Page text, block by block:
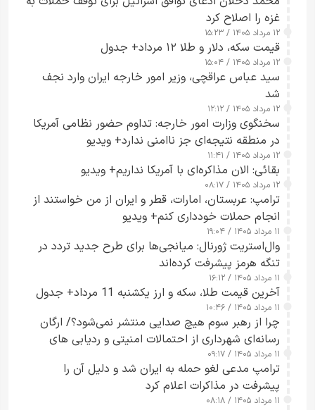
غزه را اصلاح کرد
۱۲ مرداد ۱۴۰۵ / ۱۵:۲۳
قیمت سکه، دلار و طلا ۱۲ مرداد+ جدول
۱۲ مرداد ۱۴۰۵ / ۱۵:۰۴
سید عباس عراقچی، وزیر امور خارجه ایران وارد نجف
شد
۱۲ مرداد ۱۴۰۵ / ۱۲:۱۲
سخنگوی وزارت امور خارجه: تداوم حضور نظامی آمریکا
در منطقه نتیجه‌ای جز ناامنی ندارد+ ویدیو
۱۲ مرداد ۱۴۰۵ / ۱۱:۴۱
بقائی: الان مذاکره‌ای با آمریکا نداریم+ ویدیو
۱۲ مرداد ۱۴۰۵ / ۰۸:۱۷
ترامپ: عربستان، امارات، قطر و ایران از من خواستند از
انجام حملات خودداری کنم+ ویدیو
۱۱ مرداد ۱۴۰۵ / ۱۹:۰۴
وال‌استریت ژورنال: میانجی‌ها برای طرح جدید تردد در
تنگه هرمز پیشرفت کرده‌اند
۱۱ مرداد ۱۴۰۵ / ۱۶:۱۲
آخرین قیمت طلا، سکه و ارز یکشنبه 11 مرداد+ جدول
۱۱ مرداد ۱۴۰۵ / ۱۰:۴۶
چرا از رهبر سوم هیچ صدایی منتشر نمی‌شود؟/ ارگان
رسانه‌ای شهرداری از احتمالات امنیتی و ردیابی های
جاسوسی گفت
۱۱ مرداد ۱۴۰۵ / ۰۹:۱۷
ترامپ مدعی لغو حمله به ایران شد و دلیل آن را
پیشرفت در مذاکرات اعلام کرد
۱۱ مرداد ۱۴۰۵ / ۰۸:۱۸